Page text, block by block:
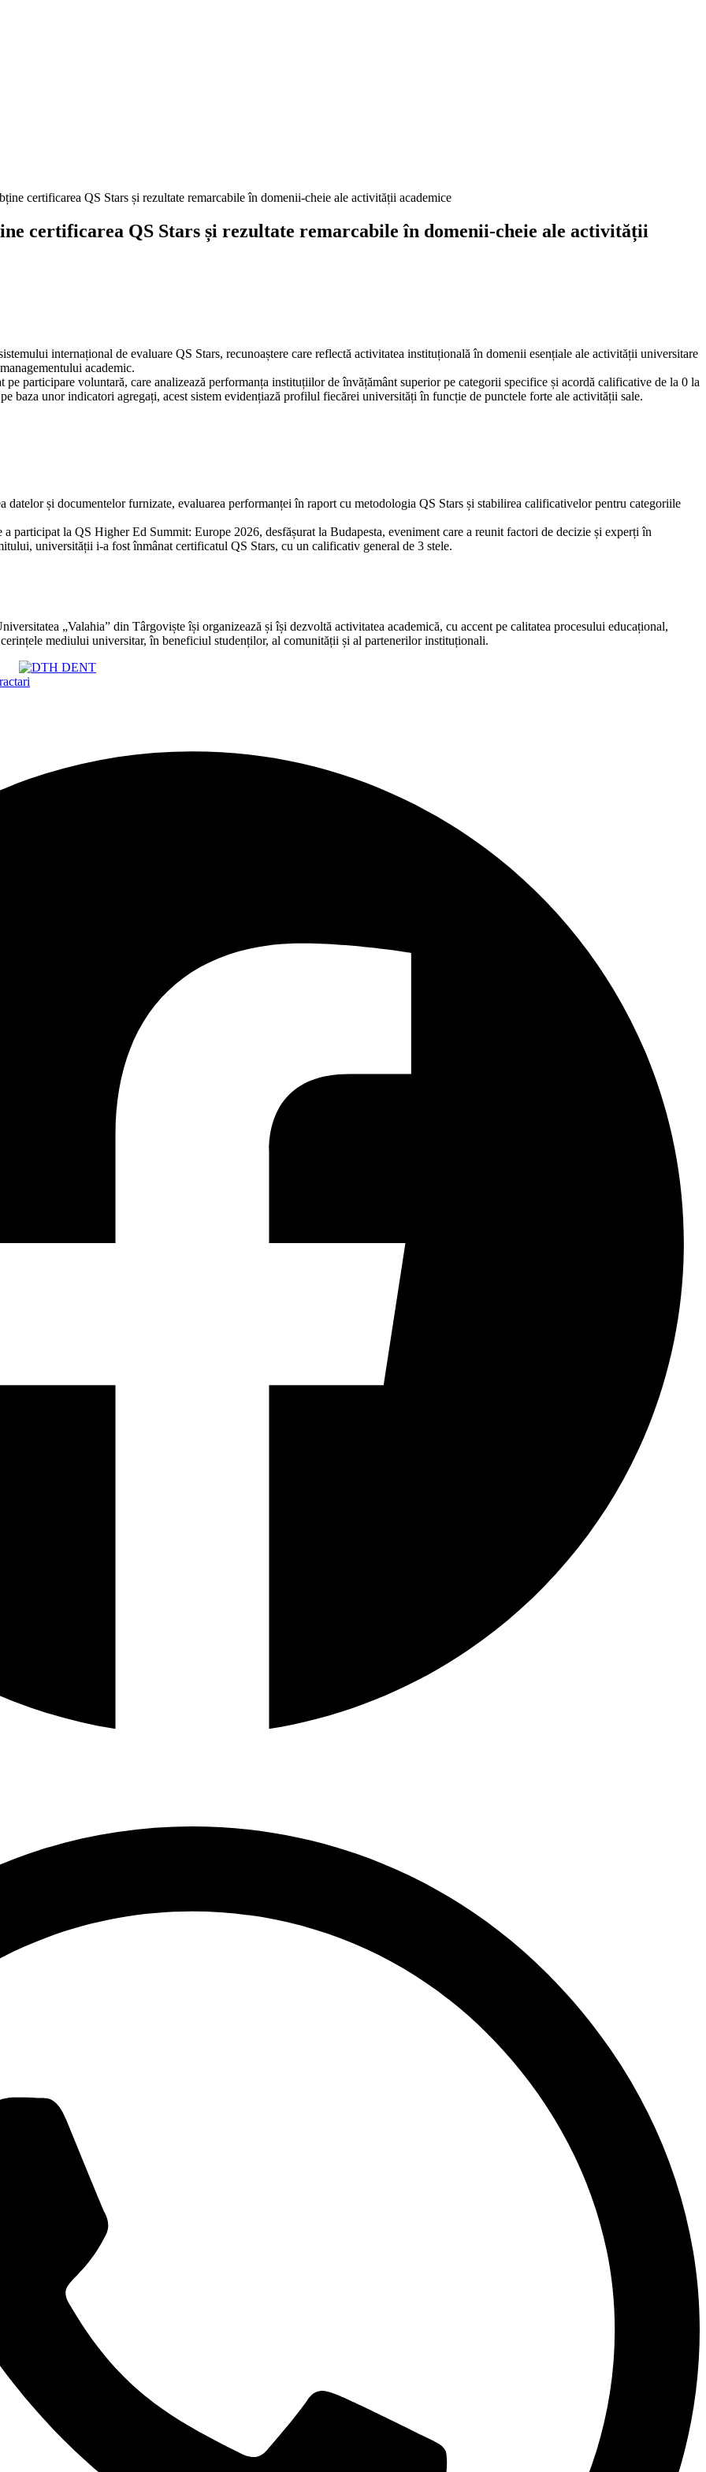
certificarea QS Stars și rezultate remarcabile în domenii-cheie ale activității
internațional de evaluare QS Stars, recunoaștere care reflectă activitatea instituțională în domenii esențiale ale activității universitare
academic.
pe participare voluntară, care analizează performanța instituțiilor de învățământ superior pe categorii specifice și acordă calificative de la 0 la
baza unor indicatori agregați, acest sistem evidențiază profilul fiecărei universități în funcție de punctele forte ale activității sale.
datelor și documentelor furnizate, evaluarea performanței în raport cu metodologia QS Stars și stabilirea calificativelor pentru categoriile
participat la QS Higher Ed Summit: Europe 2026, desfășurat la Budapesta, eveniment care a reunit factori de decizie și experți în
universității i-a fost înmânat certificatul QS Stars, cu un calificativ general de 3 stele.
„Valahia” din Târgoviște își organizează și își dezvoltă activitatea academică, cu accent pe calitatea procesului educațional,
mediului universitar, în beneficiul studenților, al comunității și al partenerilor instituționali.